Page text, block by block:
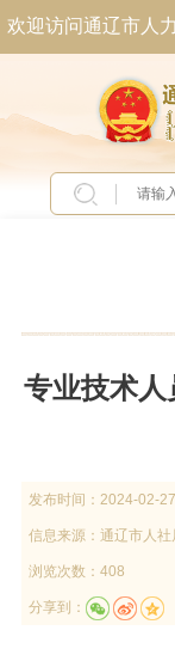
欢迎访问通辽市人
专业技术人
发布时间： 2024-02-
信息来源： 通辽市人社
浏览次数：408
分享到：